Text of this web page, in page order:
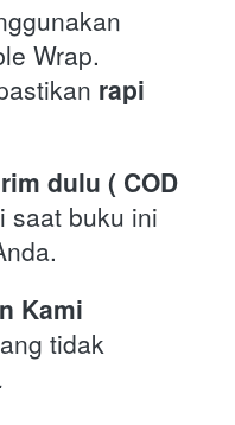
Wrap.
rapi
dulu ( COD
saat buku ini
Kami
tidak
.